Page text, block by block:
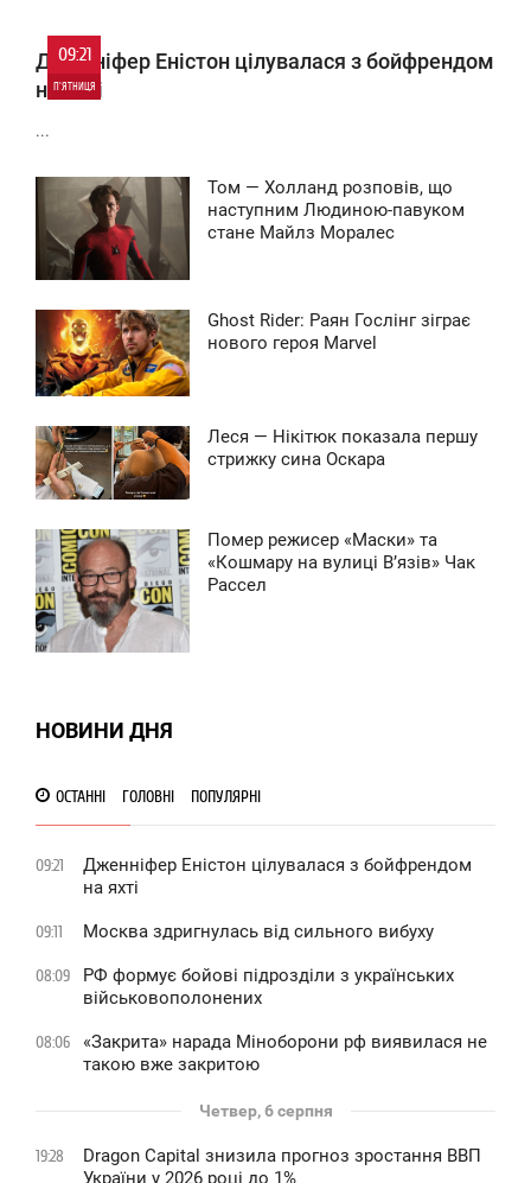
09:21
П'ЯТНИЦЯ
Дженніфер Еністон цілувалася з бойфрендом
на яхті
...
Том — Холланд розповів, що
наступним Людиною-павуком
стане Майлз Моралес
Ghost Rider: Раян Гослінг зіграє
нового героя Marvel
Леся — Нікітюк показала першу
стрижку сина Оскара
Помер режисер «Маски» та
«Кошмару на вулиці В’язів» Чак
Рассел
НОВИНИ ДНЯ
ОСТАННІ ГОЛОВНІ ПОПУЛЯРНІ
09:21
Дженніфер Еністон цілувалася з бойфрендом
на яхті
09:11 Москва здригнулась від сильного вибуху
08:09
РФ формує бойові підрозділи з українських
військовополонених
08:06
«Закрита» нарада Міноборони рф виявилася не
такою вже закритою
Четвер, 6 серпня
19:28
Dragon Capital знизила прогноз зростання ВВП
України у 2026 році до 1%